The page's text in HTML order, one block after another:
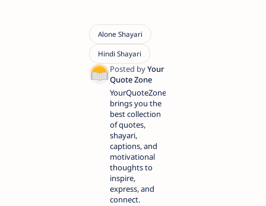
YourQuoteZone
brings you the
best collection
of quotes,
shayari,
captions, and
motivational
thoughts to
inspire,
express, and
connect.